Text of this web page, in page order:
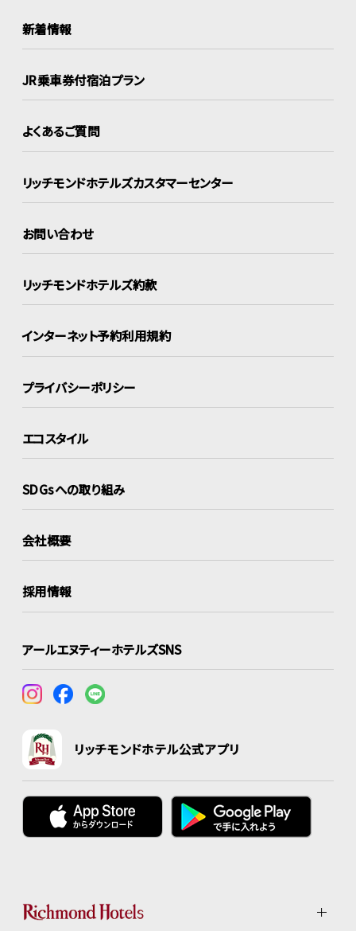
新着情報
JR乗車券付宿泊プラン
よくあるご質問
リッチモンドホテルズカスタマーセンター
お問い合わせ
リッチモンドホテルズ約款
インターネット予約利用規約
プライバシーポリシー
エコスタイル
SDGsへの取り組み
会社概要
採用情報
アールエヌティーホテルズSNS
リッチモンドホテル公式アプリ